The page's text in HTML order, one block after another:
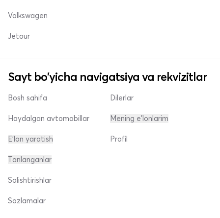
Volkswagen
Jetour
Sayt bo'yicha navigatsiya va rekvizitlar
Bosh sahifa
Haydalgan avtomobillar
E'lon yaratish
Dilerlar
Mening e'lonlarim
Profil
Tanlanganlar
Solishtirishlar
Sozlamalar